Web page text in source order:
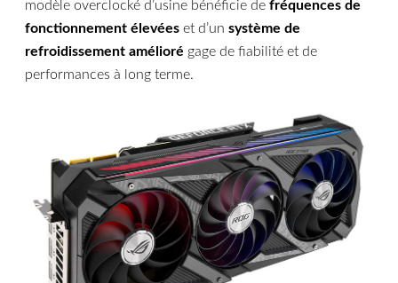
modèle overclocké d’usine bénéficie de fréquences de
fonctionnement élevées et d’un système de
refroidissement amélioré gage de fiabilité et de
performances à long terme.